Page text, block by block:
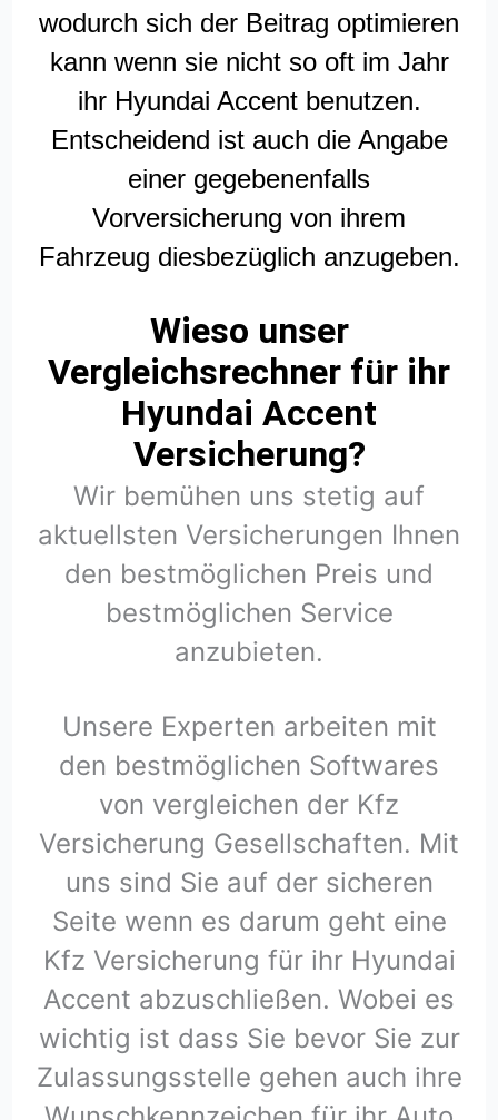
wodurch sich der Beitrag optimieren
kann wenn sie nicht so oft im Jahr
ihr Hyundai Accent benutzen.
Entscheidend ist auch die Angabe
einer gegebenenfalls
Vorversicherung von ihrem
Fahrzeug diesbezüglich anzugeben.
Wieso unser
Vergleichsrechner für ihr
Hyundai Accent
Versicherung?
Wir bemühen uns stetig auf
aktuellsten Versicherungen Ihnen
den bestmöglichen Preis und
bestmöglichen Service
anzubieten.
Unsere Experten arbeiten mit
den bestmöglichen Softwares
von vergleichen der Kfz
Versicherung Gesellschaften. Mit
uns sind Sie auf der sicheren
Seite wenn es darum geht eine
Kfz Versicherung für ihr Hyundai
Accent abzuschließen. Wobei es
wichtig ist dass Sie bevor Sie zur
Zulassungsstelle gehen auch ihre